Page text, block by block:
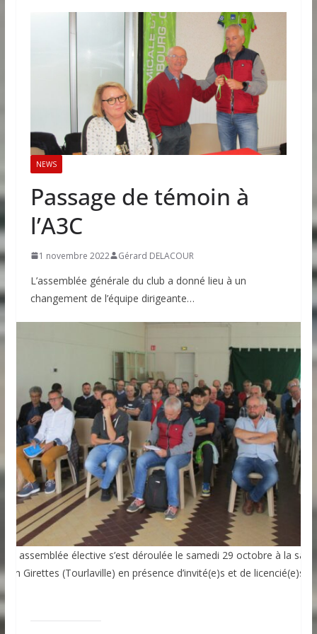
NEWS
Passage de témoin à
l’A3C
1 novembre 2022 Gérard DELACOUR
L’assemblée générale du club a donné lieu à un
changement de l’équipe dirigeante…
assemblée élective s’est déroulée le samedi 29 octobre à la salle
Girettes (Tourlaville) en présence d’invité(e)s et de licencié(e)s